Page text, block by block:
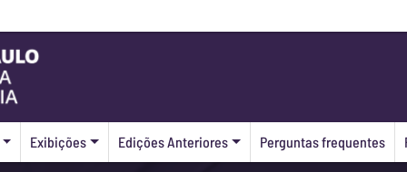
Exibições Edições Anteriores Perguntas frequentes